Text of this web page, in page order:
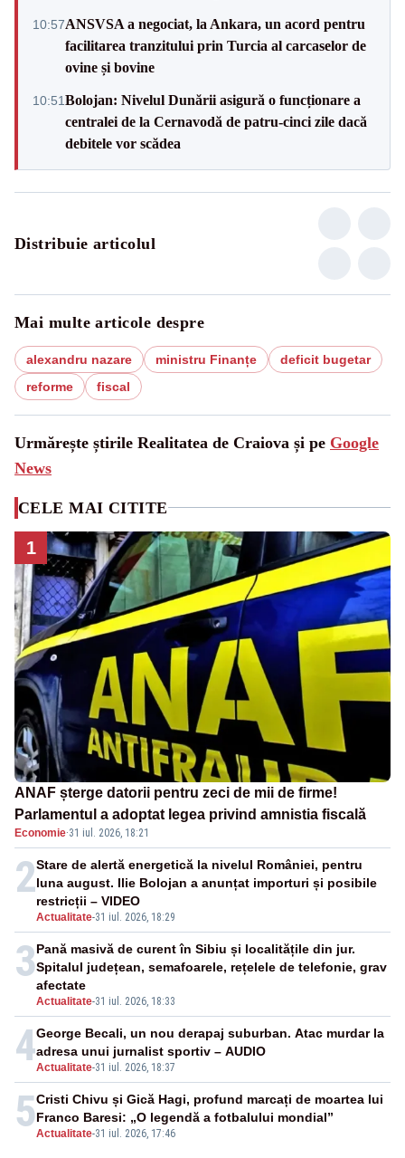
10:57ANSVSA a negociat, la Ankara, un acord pentru
facilitarea tranzitului prin Turcia al carcaselor de
ovine și bovine
10:51Bolojan: Nivelul Dunării asigură o funcționare a
centralei de la Cernavodă de patru-cinci zile dacă
debitele vor scădea
Distribuie articolul
Mai multe articole despre
alexandru nazare ministru Finanțe
deficit bugetar
reforme
fiscal
Urmărește știrile Realitatea de Craiova și pe Google
News
CELE MAI CITITE
1
ANAF șterge datorii pentru zeci de mii de firme!
Parlamentul a adoptat legea privind amnistia fiscală
Economie·31 iul. 2026, 18:21
2
Actualitate-31 iul. 2026, 18:29
Stare de alertă energetică la nivelul României, pentru
luna august. Ilie Bolojan a anunțat importuri și posibile
restricții – VIDEO
3
Actualitate-31 iul. 2026, 18:33
Pană masivă de curent în Sibiu și localitățile din jur.
Spitalul județean, semafoarele, rețelele de telefonie, grav
afectate
4Actualitate-31 iul. 2026, 18:37
George Becali, un nou derapaj suburban. Atac murdar la
adresa unui jurnalist sportiv – AUDIO
5Actualitate-31 iul. 2026, 17:46
Cristi Chivu și Gică Hagi, profund marcați de moartea lui
Franco Baresi: „O legendă a fotbalului mondial”